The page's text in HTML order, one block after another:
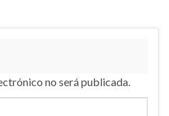
no será publicada.